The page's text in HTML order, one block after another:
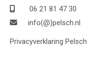
06 21 81 47 30
info(@)pelsch.nl
Privacyverklaring Pelsch